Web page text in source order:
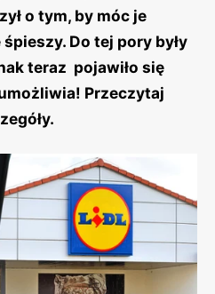
o tym, by móc je
Do tej pory były
teraz pojawiło się
Przeczytaj